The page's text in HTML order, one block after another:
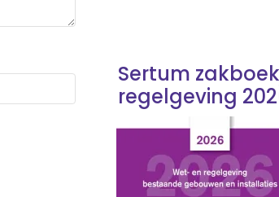
Sertum
regelgeving